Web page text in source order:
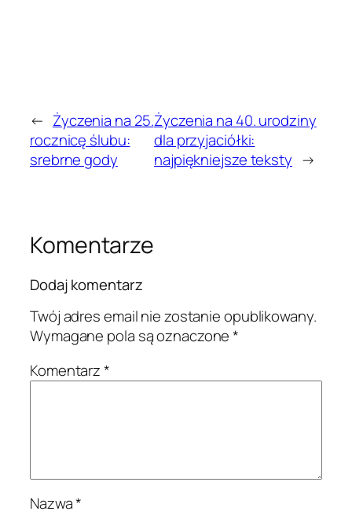
← Życzenia na 25.
rocznicę ślubu:
srebrne gody
Życzenia na 40. urodziny
dla przyjaciółki:
najpiękniejsze teksty →
Komentarze
Dodaj komentarz
Twój adres email nie zostanie opublikowany.
Wymagane pola są oznaczone*
Komentarz*
Nazwa*